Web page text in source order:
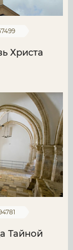
Христа
Тайной